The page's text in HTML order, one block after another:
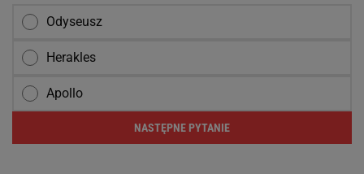
Odyseusz
Herakles
Apollo
NASTĘPNE PYTANIE